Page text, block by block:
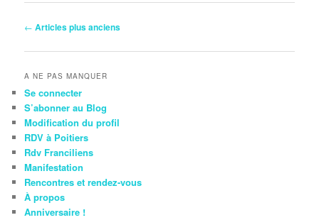
Navigation
articles
← Articles plus anciens
A NE PAS MANQUER
Se connecter
S’abonner au Blog
Modification du profil
RDV à Poitiers
Rdv Franciliens
Manifestation
Rencontres et rendez-vous
À propos
Anniversaire !